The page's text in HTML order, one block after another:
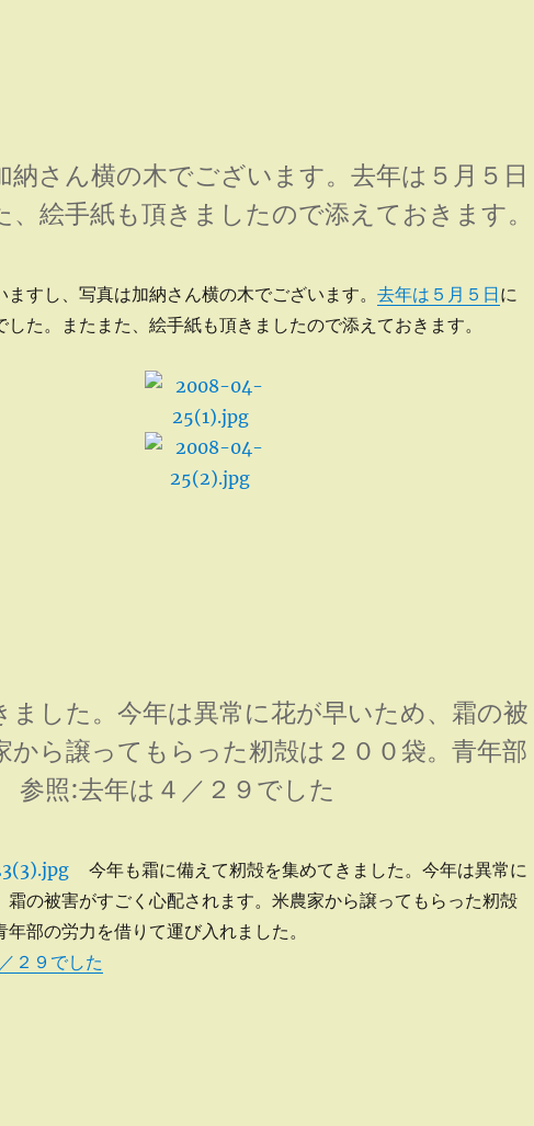
さん横の木でございます。去年は５月５日
絵手紙も頂きましたので添えておきます。
ますし、写真は加納さん横の木でございます。 去年は５月５日に
した。またまた、絵手紙も頂きましたので添えておきます。
した。今年は異常に花が早いため、霜の被
ら譲ってもらった籾殻は２００袋。青年部
参照:去年は４／２９でした
今年も霜に備えて籾殻を集めてきました。 今年は異常に
霜の被害がすごく心配されます。米農家から譲ってもらった籾殻
年部の労力を借りて運び入れました。
２９でした